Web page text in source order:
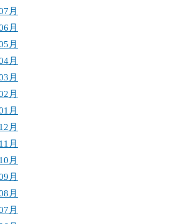
月
月
月
月
月
月
月
月
月
月
月
月
月